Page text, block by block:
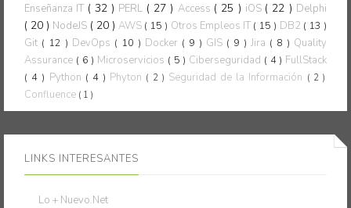
Enseñanza IT ( 32 ) PERL ( 27 ) Access ( 25 ) iOS ( 22 ) Delphi
( 20 ) NodeJS ( 20 )AWS ( 15 ) Otros Empleos IT ( 15 ) DB2 ( 13 )
Git ( 12 ) DevOps ( 10 ) Docker ( 9 ) GIS ( 9 ) Jira ( 8 ) Quality
Assurance ( 6 ) Microservicios ( 5 ) Ciberseguridad ( 4 ) FullStack
( 4 ) Python ( 4 ) Phyton ( 2 ) Seguridad de la Información ( 2 )
Confluence ( 1 )
LINKS INTERESANTES
Lo + Nuevo.Net